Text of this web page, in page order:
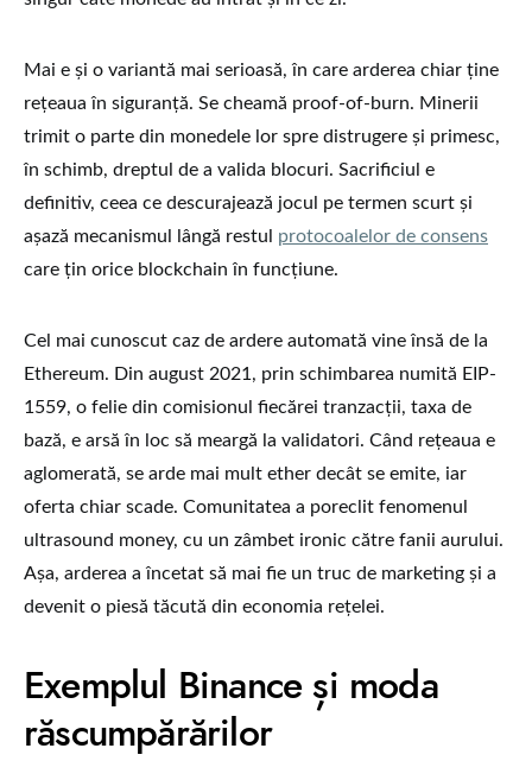
Mai e și o variantă mai serioasă, în care arderea chiar ține
rețeaua în siguranță. Se cheamă proof-of-burn. Minerii
trimit o parte din monedele lor spre distrugere și primesc,
în schimb, dreptul de a valida blocuri. Sacrificiul e
definitiv, ceea ce descurajează jocul pe termen scurt și
așază mecanismul lângă restul protocoalelor de consens
care țin orice blockchain în funcțiune.
Cel mai cunoscut caz de ardere automată vine însă de la
Ethereum. Din august 2021, prin schimbarea numită EIP-
1559, o felie din comisionul fiecărei tranzacții, taxa de
bază, e arsă în loc să meargă la validatori. Când rețeaua e
aglomerată, se arde mai mult ether decât se emite, iar
oferta chiar scade. Comunitatea a poreclit fenomenul
ultrasound money, cu un zâmbet ironic către fanii aurului.
Așa, arderea a încetat să mai fie un truc de marketing și a
devenit o piesă tăcută din economia rețelei.
Exemplul Binance și moda
răscumpărărilor